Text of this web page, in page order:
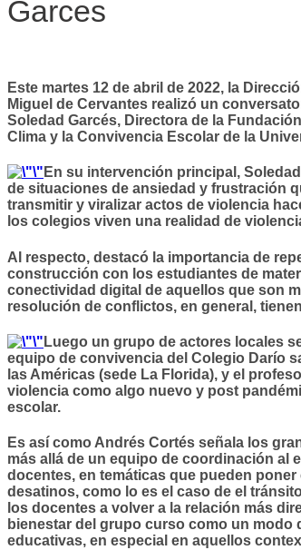
Garces
Este martes 12 de abril de 2022, la
Miguel de Cervantes realizó un
Soledad Garcés, Directora de la
Clima y la Convivencia Escolar de la
En su intervención principal,
de situaciones de ansiedad y frustración
transmitir y viralizar actos de violencia
los colegios viven una realidad de
Al respecto, destacó la importancia de
construcción con los estudiantes de
conectividad digital de aquellos que son
resolución de conflictos, en general,
Luego un grupo de actores locales
equipo de convivencia del Colegio Darío
las Américas (sede La Florida), y el
violencia como algo nuevo y post
escolar.
Es así como Andrés Cortés señala los
más allá de un equipo de coordinación al
docentes, en temáticas que pueden
desatinos, como lo es el caso de el
los docentes a volver a la relación más
bienestar del grupo curso como un
educativas, en especial en aquellos